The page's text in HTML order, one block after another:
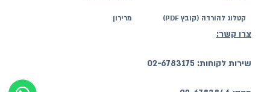
צרו קשר:
שירות לקוחות: 02-6783175
קטלוג להורדה (קובץ PDF) מרירון